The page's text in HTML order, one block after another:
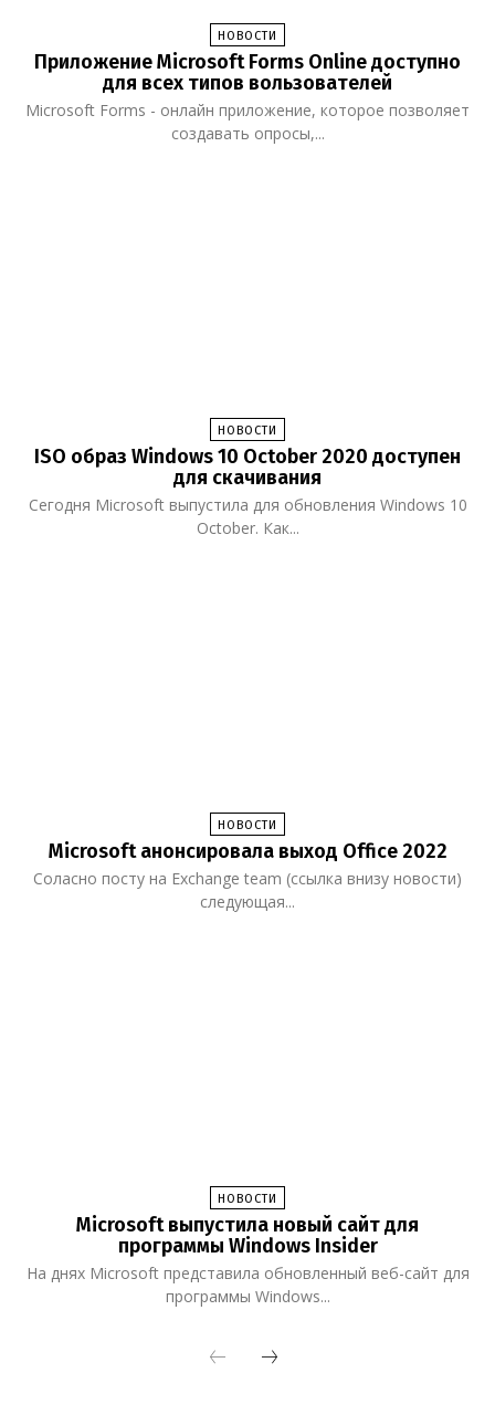
НОВОСТИ
Приложение Microsoft Forms Online доступно
для всех типов вользователей
Microsoft Forms - онлайн приложение, которое позволяет
создавать опросы,...
НОВОСТИ
ISO образ Windows 10 October 2020 доступен
для скачивания
Сегодня Microsoft выпустила для обновления Windows 10
October. Как...
НОВОСТИ
Microsoft анонсировала выход Office 2022
Соласно посту на Exchange team (ссылка внизу новости)
следующая...
НОВОСТИ
Microsoft выпустила новый сайт для
программы Windows Insider
На днях Microsoft представила обновленный веб-сайт для
программы Windows...